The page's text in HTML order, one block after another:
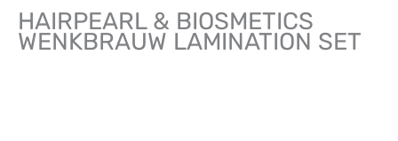
HAIRPEARL & BIOSMETICS
WENKBRAUW LAMINATION SET